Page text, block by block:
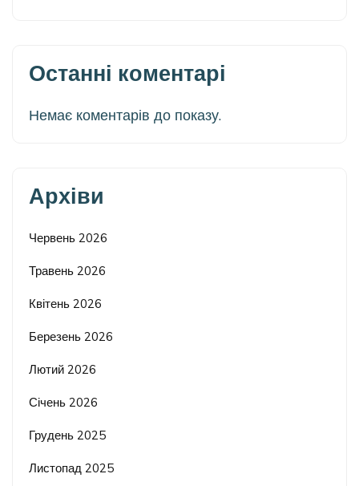
Останні коментарі
Немає коментарів до показу.
Архіви
Червень 2026
Травень 2026
Квітень 2026
Березень 2026
Лютий 2026
Січень 2026
Грудень 2025
Листопад 2025